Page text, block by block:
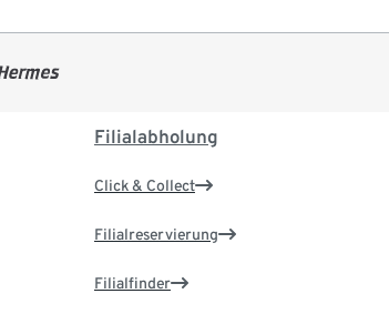
Filialabholung
Click & Collect
Filialreservierung
Filialfinder